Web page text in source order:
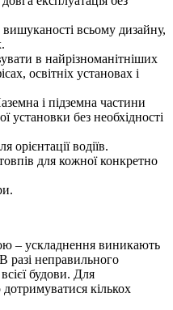
всьому дизайну,
в найрізноманітніших
освітніх установах і
і підземна частини
установки без необхідності
водіїв.
для кожної конкретно
– ускладнення виникають
разі неправильного
будови. Для
кількох